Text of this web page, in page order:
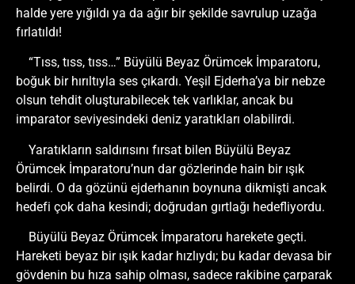
halde yere yığıldı ya da ağır bir şekilde savrulup uzağa
fırlatıldı!
“Tıss, tıss, tıss…” Büyülü Beyaz Örümcek İmparatoru,
boğuk bir hırıltıyla ses çıkardı. Yeşil Ejderha’ya bir nebze
olsun tehdit oluşturabilecek tek varlıklar, ancak bu
imparator seviyesindeki deniz yaratıkları olabilirdi.
Yaratıkların saldırısını fırsat bilen Büyülü Beyaz
Örümcek İmparatoru’nun dar gözlerinde hain bir ışık
belirdi. O da gözünü ejderhanın boynuna dikmişti ancak
hedefi çok daha kesindi; doğrudan gırtlağı hedefliyordu.
Büyülü Beyaz Örümcek İmparatoru harekete geçti.
Hareketi beyaz bir ışık kadar hızlıydı; bu kadar devasa bir
gövdenin bu hıza sahip olması, sadece rakibine çarparak